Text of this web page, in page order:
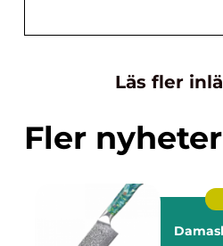
Läs fler
Fler nyheter